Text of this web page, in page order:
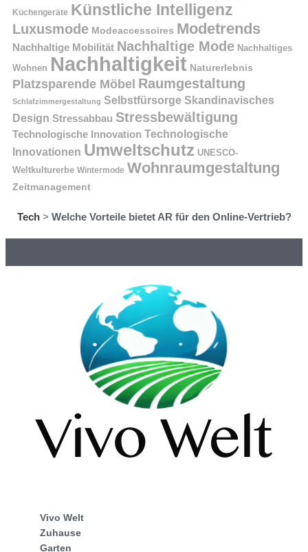
Küchengeräte Künstliche Intelligenz
Luxusmode Modeaccessoires Modetrends
Nachhaltige Mobilität Nachhaltige Mode Nachhaltiges
Wohnen Nachhaltigkeit Naturerlebnis
Platzsparende Möbel Raumgestaltung
Schlafzimmergestaltung Selbstfürsorge Skandinavisches
Design Stressabbau Stressbewältigung
Technologische Innovation Technologische
Innovationen Umweltschutz UNESCO-
Weltkulturerbe Wintermode Wohnraumgestaltung
Zeitmanagement
Tech> Welche Vorteile bietet AR für den Online-Vertrieb?
Vivo Welt
Zuhause
Garten